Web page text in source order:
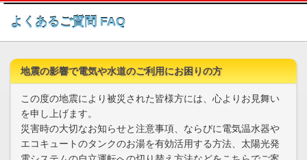
このページの本文へ
よくあるご質問 FAQ
地震の影響で電気や水道のご利用にお困りの方
この度の地震により被災された皆様方には、心よりお見舞い
を申し上げます。
災害時の大切なお知らせと注意事項、ならびに電気温水器や
エコキュートのタンクのお湯を有効活用する方法、太陽光発